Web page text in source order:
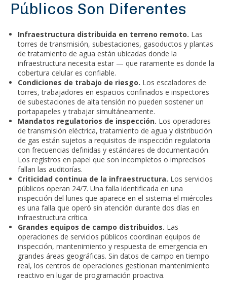
Públicos Son Diferentes
Infraestructura distribuida en terreno remoto. Las
torres de transmisión, subestaciones, gasoductos y plantas
de tratamiento de agua están ubicadas donde la
infraestructura necesita estar — que raramente es donde la
cobertura celular es confiable.
Condiciones de trabajo de riesgo. Los escaladores de
torres, trabajadores en espacios confinados e inspectores
de subestaciones de alta tensión no pueden sostener un
portapapeles y trabajar simultáneamente.
Mandatos regulatorios de inspección. Los operadores
de transmisión eléctrica, tratamiento de agua y distribución
de gas están sujetos a requisitos de inspección regulatoria
con frecuencias definidas y estándares de documentación.
Los registros en papel que son incompletos o imprecisos
fallan las auditorías.
Criticidad continua de la infraestructura. Los servicios
públicos operan 24/7. Una falla identificada en una
inspección del lunes que aparece en el sistema el miércoles
es una falla que operó sin atención durante dos días en
infraestructura crítica.
Grandes equipos de campo distribuidos. Las
operaciones de servicios públicos coordinan equipos de
inspección, mantenimiento y respuesta de emergencia en
grandes áreas geográficas. Sin datos de campo en tiempo
real, los centros de operaciones gestionan mantenimiento
reactivo en lugar de programación proactiva.